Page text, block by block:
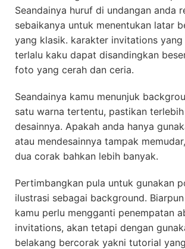
Seandainya huruf di undangan anda
sebaikanya untuk menentukan latar
yang klasik. karakter invitations
terlalu kaku dapat disandingkan
foto yang cerah dan ceria.
Seandainya kamu menunjuk
satu warna tertentu, pastikan
desainnya. Apakah anda hanya
atau mendesainnya tampak
dua corak bahkan lebih banyak.
Pertimbangkan pula untuk gunakan
ilustrasi sebagai background.
kamu perlu mengganti penempatan
invitations, akan tetapi dengan
belakang bercorak yakni tutorial